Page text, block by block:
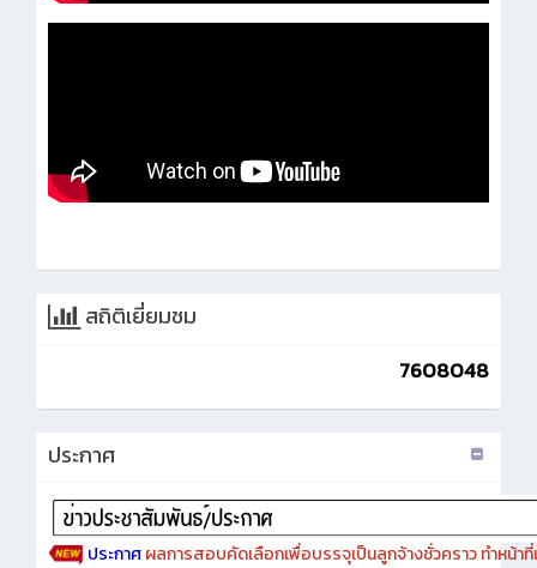
สถิติเยี่ยมชม
7608048
ประกาศ
ประกาศผลการสอบคัดเลือกเพื่อบรรจุเป็นลูกจ้างชั่วคราว ทำหน้าที่